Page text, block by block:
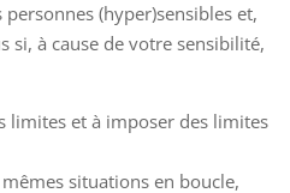
personnes (hyper)sensibles et,
si, à cause de votre sensibilité,
limites et à imposer des limites
situations en boucle,